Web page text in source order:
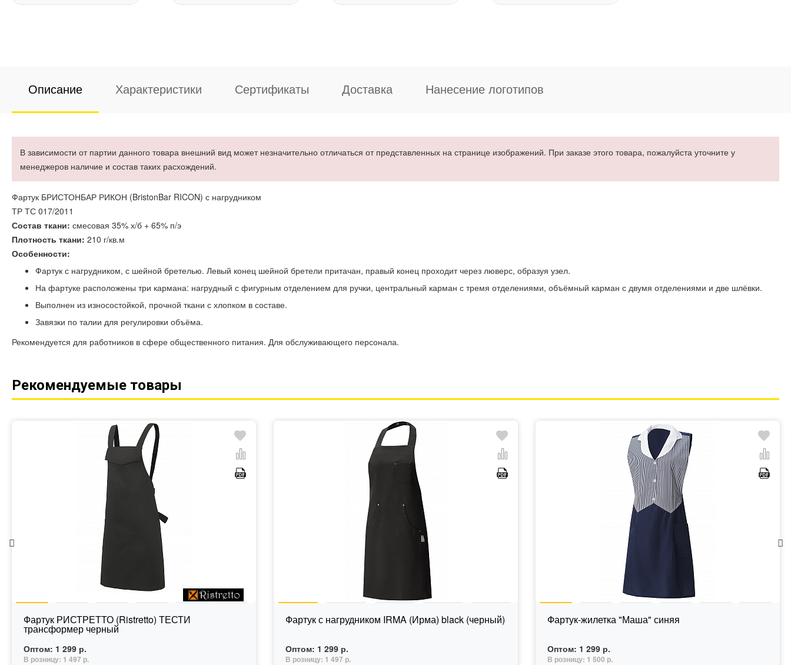
Описание Характеристики Сертификаты Доставка Нанесение логотипов
В зависимости от партии данного товара внешний вид может незначительно отличаться от представленных на странице изображений. При заказе этого товара, пожалуйста уточните у
менеджеров наличие и состав таких расхождений.
Фартук БРИСТОНБАР РИКОН (BristonBar RICON) с нагрудником
ТР ТС 017/2011
Состав ткани: смесовая 35% х/б + 65% п/э
Плотность ткани: 210 г/кв.м
Особенности:
Фартук с нагрудником, с шейной бретелью. Левый конец шейной бретели притачан, правый конец проходит через люверс, образуя узел.
На фартуке расположены три кармана: нагрудный с фигурным отделением для ручки, центральный карман с тремя отделениями, объёмный карман с двумя отделениями и две шлёвки.
Выполнен из износостойкой, прочной ткани с хлопком в составе.
Завязки по талии для регулировки объёма.
Рекомендуется для работников в сфере общественного питания. Для обслуживающего персонала.
Рекомендуемые товары
Фартук РИСТРЕТТО (Ristretto) ТЕСТИ
трансформер черный
Оптом: 1 299 р.
В розницу: 1 497 р.
Фартук с нагрудником IRMA (Ирма) black (черный)
Оптом: 1 299 р.
В розницу: 1 497 р.
Фартук-жилетка "Маша" синяя
Оптом: 1 299 р.
В розницу: 1 500 р.